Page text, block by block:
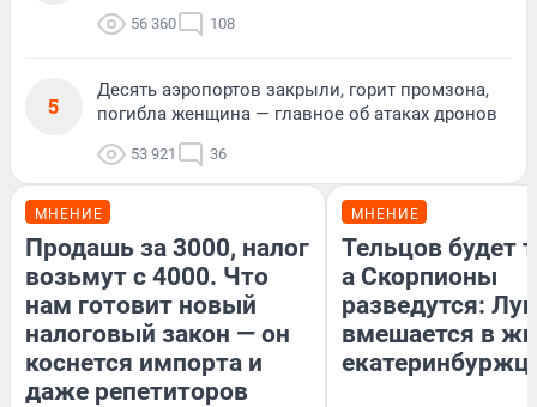
56 360 108
5
Десять аэропортов закрыли, горит промзона,
погибла женщина — главное об атаках дронов
53 921 36
МНЕНИЕ
Продашь за 3000, налог
возьмут с 4000. Что
нам готовит новый
налоговый закон — он
коснется импорта и
даже репетиторов
МНЕНИЕ
Тельцов будет
а Скорпионы
разведутся:
вмешается в